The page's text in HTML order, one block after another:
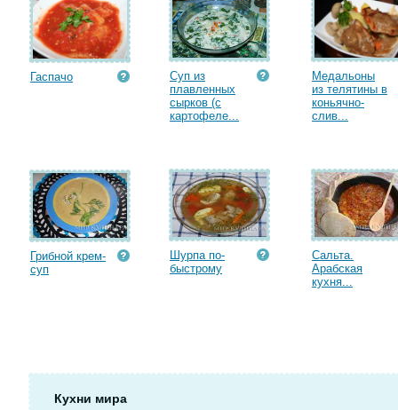
Гаспачо
Суп из
плавленных
сырков (с
картофеле...
Медальоны
из телятины в
коньячно-
слив...
Грибной крем-
суп
Шурпа по-
быстрому
Сальта.
Арабская
кухня...
Кухни мира